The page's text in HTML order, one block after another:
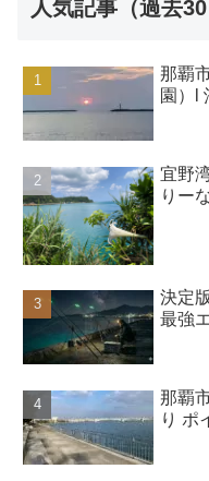
人気記事（過去30
那覇
園）l
宜野
りー
決定
最強
那覇
り ポ